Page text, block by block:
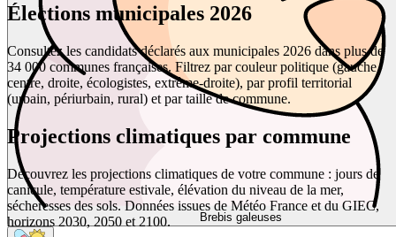
Brebis galeuses
Élections municipales 2026
Consultez les candidats déclarés aux municipales 2026 dans plus de
34 000 communes françaises. Filtrez par couleur politique (gauche,
centre, droite, écologistes, extrême-droite), par profil territorial
(urbain, périurbain, rural) et par taille de commune.
Projections climatiques par commune
Découvrez les projections climatiques de votre commune : jours de
canicule, température estivale, élévation du niveau de la mer,
sécheresses des sols. Données issues de Météo France et du GIEC,
horizons 2030, 2050 et 2100.